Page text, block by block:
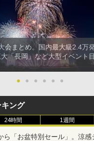
会まとめ。国内最大級2.4万
「長岡」など大型イベント
● ● ● ● ● ●
ング
24時間 1週間
ら「お盆特別セール」。涼感